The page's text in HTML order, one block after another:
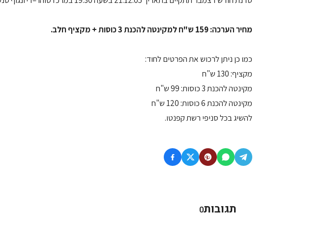
מחיר הערכה: 159 ש"ח למקינטה להכנת 3 כוסות + מקציף חלב.
כמו כן ניתן לרכוש את הפרטים לחוד:
מקציף: 130 ש"ח
מקינטה להכנת 3 כוסות: 99 ש"ח
מקינטה להכנת 6 כוסות: 120 ש"ח
להשיג בכל סניפי רשת קפנטו.
תגובות0